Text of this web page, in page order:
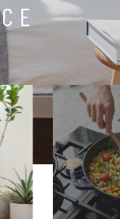
会社紹介
コラム
ご案内
お知らせ
家事スタッフ募集
働く仲間インタビュー